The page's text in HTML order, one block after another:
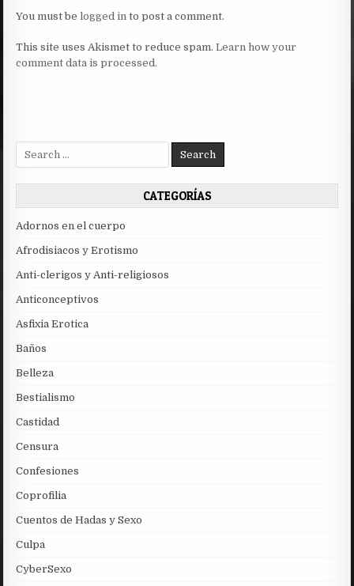
You must belogged in to post a comment.
This site uses Akismet to reduce spam.Learn how your
comment data is processed.
Search
for:
CATEGORÍAS
Adornos en el cuerpo
Afrodisiacos y Erotismo
Anti-clerigos y Anti-religiosos
Anticonceptivos
Asfixia Erotica
Baños
Belleza
Bestialismo
Castidad
Censura
Confesiones
Coprofilia
Cuentos de Hadas y Sexo
Culpa
CyberSexo